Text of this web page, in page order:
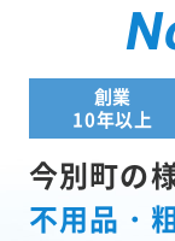
創業
10年以上
今別町の
不用品・